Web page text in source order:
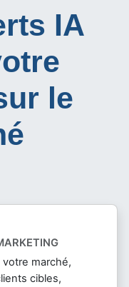
IA
le
votre marché,
cibles,